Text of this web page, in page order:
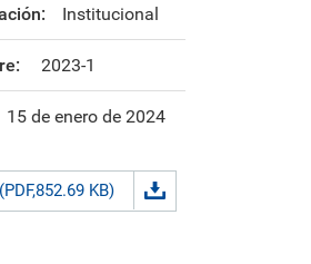
Institucional
2023-1
15 de enero de 2024
KB)